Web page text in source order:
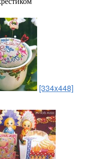
[334x448]